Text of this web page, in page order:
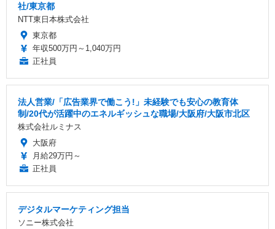
社/東京都
NTT東日本株式会社
東京都
年収500万円～1,040万円
正社員
法人営業/「広告業界で働こう!」未経験でも安心の教育体
制/20代が活躍中のエネルギッシュな職場/大阪府/大阪市北区
株式会社ルミナス
大阪府
月給29万円～
正社員
デジタルマーケティング担当
ソニー株式会社